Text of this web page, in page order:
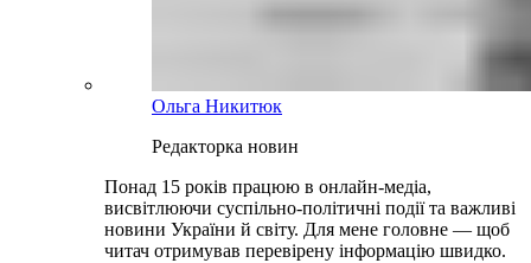
Ольга Никитюк
Редакторка новин
Понад 15 років працюю в онлайн-медіа,
висвітлюючи суспільно-політичні події та важливі
новини України й світу. Для мене головне — щоб
читач отримував перевірену інформацію швидко.